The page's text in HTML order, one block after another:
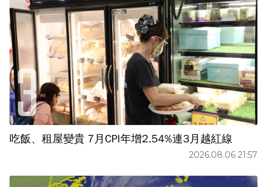
吃飯、租屋變貴 7月CPI年增2.54%連3月越紅線
2026.08.06 21:57